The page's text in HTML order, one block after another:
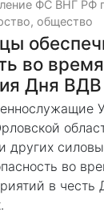
ФС ВНГ РФ
общество
во время
Дня ВДВ
других
во
в честь